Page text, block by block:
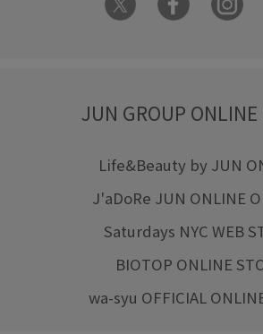
JUN GROUP ONLINE
Life&Beauty by JUN
J'aDoRe JUN ONLINE
Saturdays NYC WEB
BIOTOP ONLINE
wa-syu OFFICIAL